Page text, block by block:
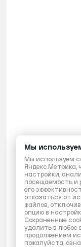
Мы
Мы используем
Яндекс.Метрика,
настройки,
посещаемость и
его
отказаться от
файлов,
опцию в
Сохраненные
удалить в любое
продолжением
пожалуйста,